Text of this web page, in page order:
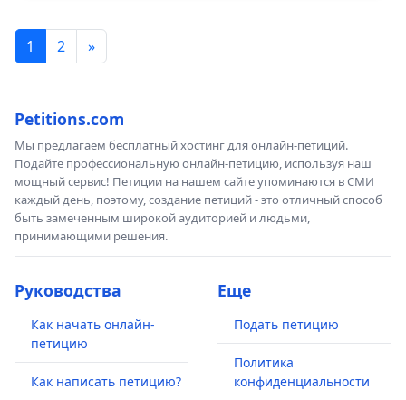
1 2 »
Petitions.com
Мы предлагаем бесплатный хостинг для онлайн-петиций.
Подайте профессиональную онлайн-петицию, используя наш
мощный сервис! Петиции на нашем сайте упоминаются в СМИ
каждый день, поэтому, создание петиций - это отличный способ
быть замеченным широкой аудиторией и людьми,
принимающими решения.
Руководства
Как начать онлайн-
петицию
Как написать петицию?
Еще
Подать петицию
Политика
конфиденциальности